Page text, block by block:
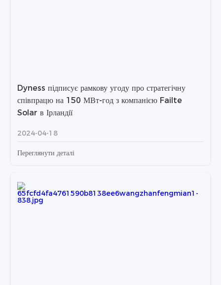
Dyness підписує рамкову угоду про стратегічну
співпрацю на 150 МВт-год з компанією Failte
Solar в Ірландії
2024-04-18
Переглянути деталі